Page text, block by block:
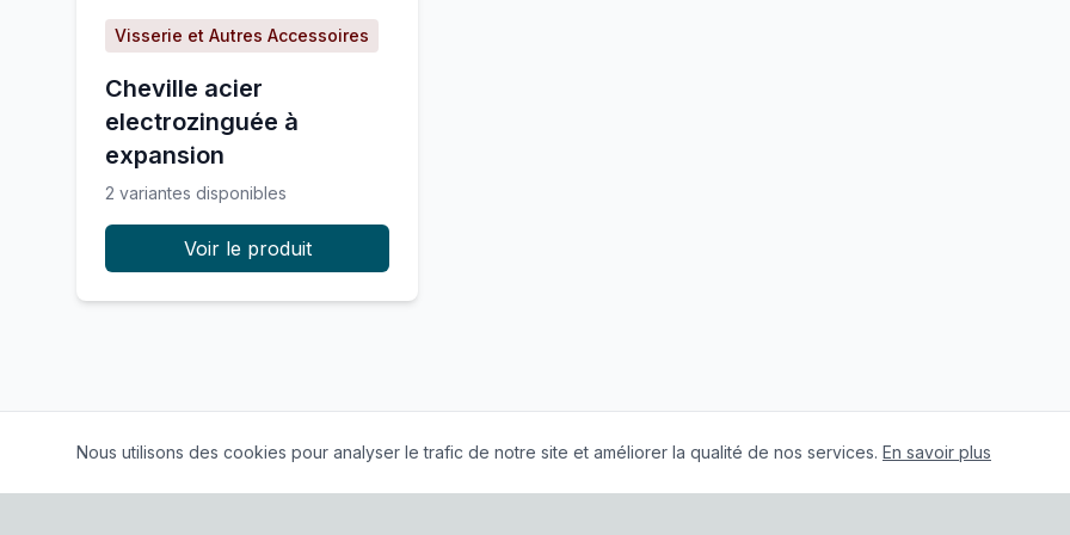
Visserie et Autres Accessoires
Cheville acier
electrozinguée à
expansion
2 variantes disponibles
Voir le produit
Nous utilisons des cookies pour analyser le trafic de notre site et améliorer la qualité de nos services. En savoir plus